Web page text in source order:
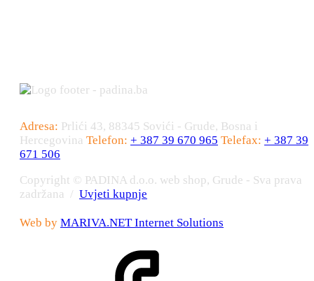
Adresa: Prlići 43, 88345 Sovići - Grude, Bosna i
Hercegovina Telefon: + 387 39 670 965 Telefax: + 387 39
671 506
Copyright © PADINA d.o.o. web shop, Grude - Sva prava
zadržana / Uvjeti kupnje
Web by MARIVA.NET Internet Solutions